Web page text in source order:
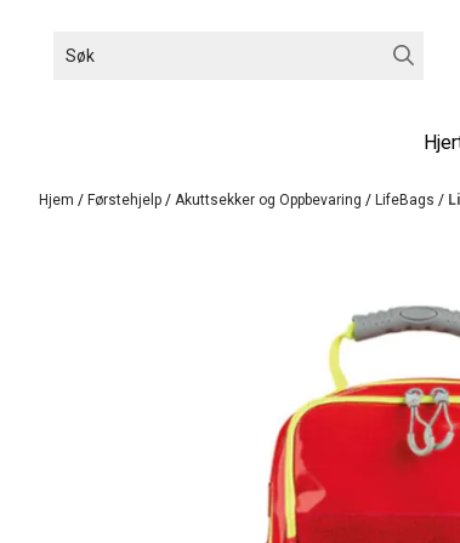
Hjem / Førstehjelp / Akuttsekker og Oppbevaring / LifeBags /